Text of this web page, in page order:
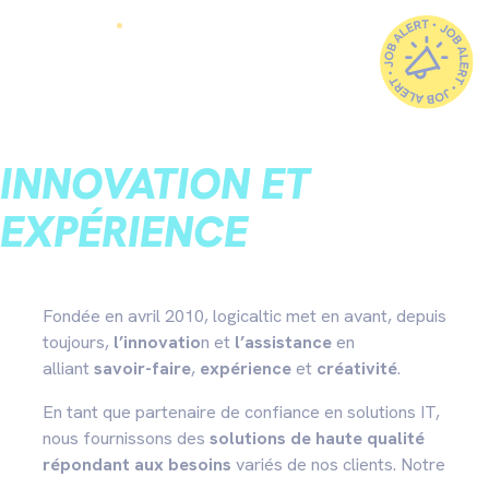
INNOVATION ET
EXPÉRIENCE
Fondée en avril 2010, logicaltic met en avant, depuis
toujours, l’innovation et l’assistanceen
alliantsavoir-faire, expérience et créativité.
En tant que partenaire de confiance en solutions IT,
nous fournissons des solutions de haute qualité
répondant aux besoins variés de nos clients. Notre